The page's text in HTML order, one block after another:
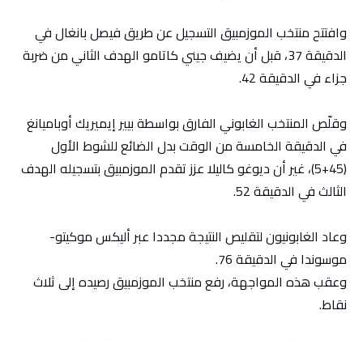
وافتتح منتخب الموزمبيق التسجيل عن طريق فيصل بانغال في
الدقيقة 37، قبل أن يضيف جيني كاتامو الهدف الثاني من ضربة
جزاء في الدقيقة 42.
وقلّص المنتخب الغابوني الفارق بواسطة بيير إيميريك أوباميانغ
في الدقيقة الخامسة من الوقت بدل الضائع للشوط الأول
(45+5)، غير أن ديوغو كاليلا عزز تقدم الموزمبيق بتسجيله الهدف
الثالث في الدقيقة 52.
وعاد الغابونيون لتقليص النتيجة مجددا عبر أليكس موكيتو-
موسوندا في الدقيقة 76.
وعقب هذه المواجهة، رفع منتخب الموزمبيق رصيده إلى ثلاث
نقاط.